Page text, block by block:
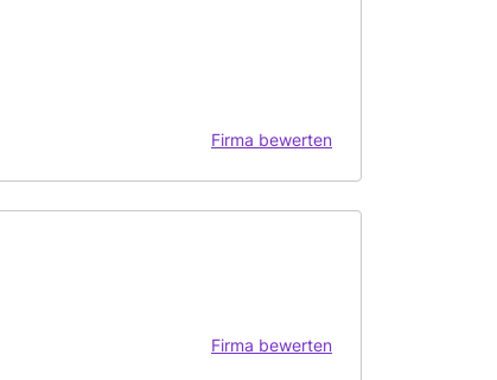
Firma bewerten
Firma bewerten